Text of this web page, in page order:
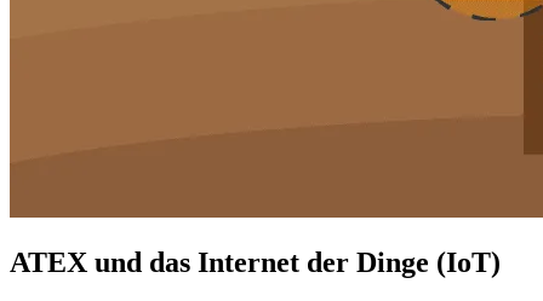
ATEX und das Internet der Dinge (IoT)